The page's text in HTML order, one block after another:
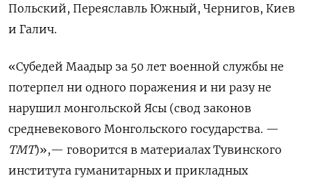
Польский, Переяславль Южный, Чернигов, Киев
и Галич.
«Субедей Маадыр за 50 лет военной службы не
потерпел ни одного поражения и ни разу не
нарушил монгольской Ясы (свод законов
средневекового Монгольского государства. —
ТМТ)»,— говорится в материалах Тувинского
института гуманитарных и прикладных